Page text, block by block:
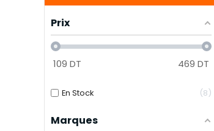
Prix
109 DT 469 DT
En Stock 8
Marques